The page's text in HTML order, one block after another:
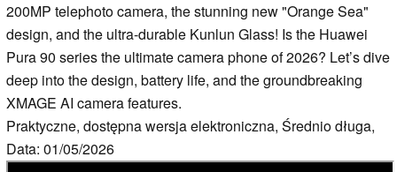
200MP telephoto camera, the stunning new "Orange Sea"
design, and the ultra-durable Kunlun Glass! Is the Huawei
Pura 90 series the ultimate camera phone of 2026? Let’s dive
deep into the design, battery life, and the groundbreaking
XMAGE AI camera features.
Praktyczne, dostępna wersja elektroniczna, Średnio długa,
Data: 01/05/2026